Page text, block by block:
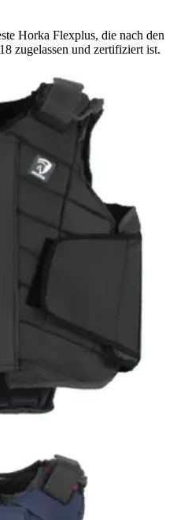
Horka Flexplus, die nach den
zugelassen und zertifiziert ist.